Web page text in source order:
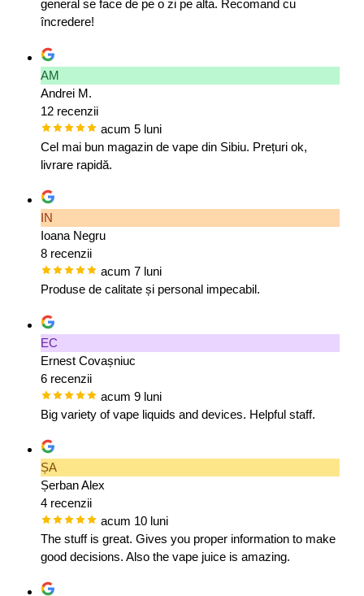
general se face de pe o zi pe alta. Recomand cu
încredere!
AM
Andrei M.
12 recenzii
acum 5 luni
Cel mai bun magazin de vape din Sibiu. Prețuri ok,
livrare rapidă.
IN
Ioana Negru
8 recenzii
acum 7 luni
Produse de calitate și personal impecabil.
EC
Ernest Covașniuc
6 recenzii
acum 9 luni
Big variety of vape liquids and devices. Helpful staff.
ȘA
Șerban Alex
4 recenzii
acum 10 luni
The stuff is great. Gives you proper information to make
good decisions. Also the vape juice is amazing.